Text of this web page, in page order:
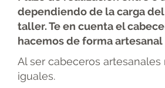
dependiendo de la carga
taller. Te en cuenta el
hacemos de forma artesanal
Al ser cabeceros artesanales
iguales.